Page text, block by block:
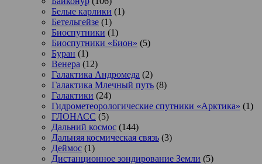
Белые карлики (1)
Бетельгейзе (1)
Биоспутники (1)
Биоспутники «Бион» (5)
Буран (1)
Венера (12)
Галактика Андромеда (2)
Галактика Млечный путь (8)
Галактики (24)
Гидрометеорологические спутники «Арктика» (1)
ГЛОНАСС (5)
Дальний космос (144)
Дальняя космическая связь (3)
Деймос (1)
Дистанционное зондирование Земли (5)